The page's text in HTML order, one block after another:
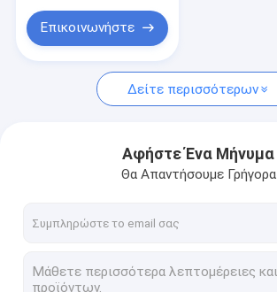
Νάυλον ύφασμα δαντελλών βαμβακιού
Μαξιλάρι καθισμάτων πηκτωμάτων
Επικοινωνήστε
Δείτε περισσότερων
Αφήστε Ένα Μήνυμα
Θα Απαντήσουμε Γρήγορα